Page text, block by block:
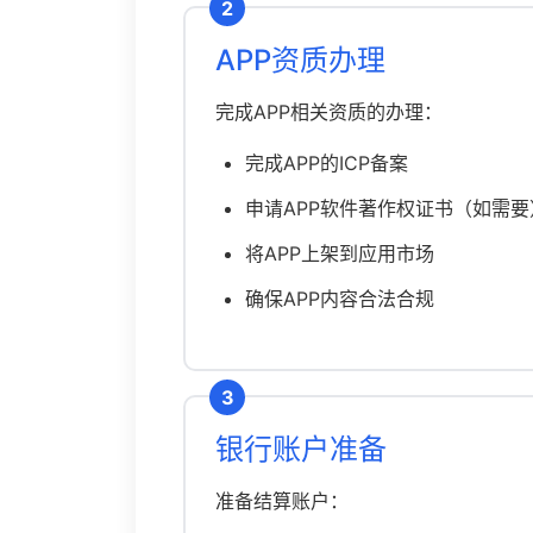
2
APP资质办理
完成APP相关资质的办理：
完成APP的ICP备案
申请APP软件著作权证书（如需
将APP上架到应用市场
确保APP内容合法合规
3
银行账户准备
准备结算账户：